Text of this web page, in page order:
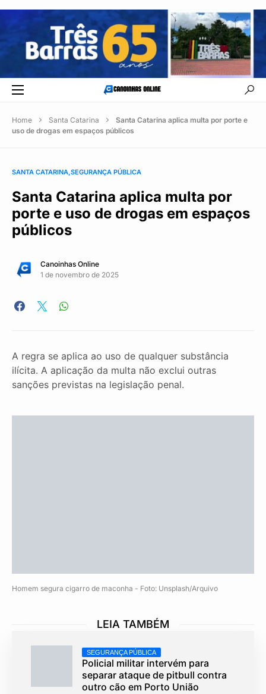
Home Santa Catarina
Santa Catarina aplica multa por porte e
uso de drogas em espaços públicos
SANTA CATARINA SEGURANÇA PÚBLICA
Santa Catarina aplica multa por
porte e uso de drogas em espaços
públicos
Canoinhas Online
1 de novembro de 2025
A regra se aplica ao uso de qualquer substância
ilícita. A aplicação da multa não exclui outras
sanções previstas na legislação penal.
Homem segura cigarro de maconha - Foto: Unsplash/Arquivo
LEIA TAMBÉM
SEGURANÇA PÚBLICA
Policial militar intervém para
separar ataque de pitbull contra
outro cão em Porto União